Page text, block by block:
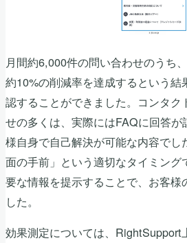
月間約6,000件の問い合わせのうち
約10%の削減率を達成するという
認することができました。コンタク
せの多くは、実際にはFAQに回答
様自身で自己解決が可能な内容で
面の手前」という適切なタイミン
要な情報を提示することで、お客様
した。
効果測定については、RightSupport